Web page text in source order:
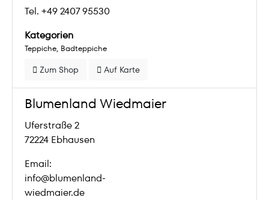
Tel. +49 2407 95530
Kategorien
Teppiche Badteppiche
Zum Shop Auf Karte
Blumenland Wiedmaier
Uferstraße 2
72224 Ebhausen
Email:
info@blumenland-
wiedmaier.de